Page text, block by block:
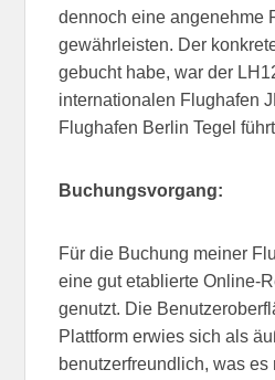
dennoch eine angenehme
gewährleisten. Der
gebucht habe, war der
internationalen Flughafen
Flughafen Berlin Tegel
Buchungsvorgang:
Für die Buchung meiner
eine gut etablierte Online-
genutzt. Die
Plattform erwies sich als
benutzerfreundlich, was es